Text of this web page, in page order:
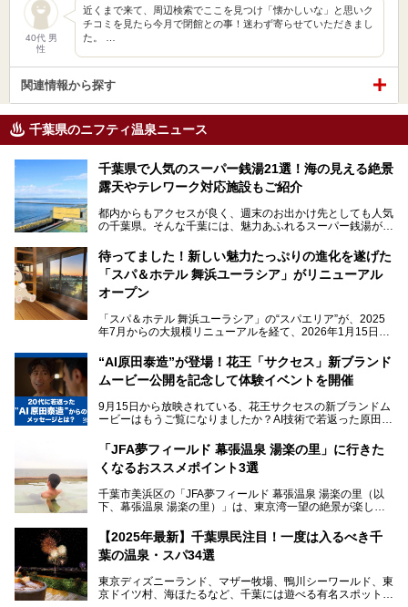
40代 男
性
近くまで来て、周辺検索でここを見つけ「懐かしいな」と思いク
チコミを見たら今月で閉館との事！迷わず寄らせていただきまし
た。 …
関連情報から探す
千葉県のニフティ温泉ニュース
千葉県で人気のスーパー銭湯21選！海の見える絶景
露天やテレワーク対応施設もご紹介
都内からもアクセスが良く、週末のお出かけ先としても人気
の千葉県。そんな千葉には、魅力あふれるスーパー銭湯がた
「サウナでしっかりととのいたい」「海が見える絶景で非日
常を味わいたい」「子連れでも気兼ねなく1日過ごした
い」。
そんな多様なニーズに応える施設が揃っているため、その日
の目的に合った施設がきっと見つかるはずです。
さらに最近では、24時間営業で深夜まで滞在できる施設
や、テレワーク・コワーキングスペースを備えた仕事もでき
るスパも増えており、ただの入浴施設にとどまらない進化を
本記事では、人気スーパー銭湯から絶景施設、コワーキング
スペースや休憩スペースが充実した施設、子連れファミリー
向けの施設など、目的に合わせたおすすめの施設を紹介しま
す。
ださい。
待ってました！新しい魅力たっぷりの進化を遂げた
「スパ＆ホテル 舞浜ユーラシア」がリニューアル
オープン
「スパ＆ホテル 舞浜ユーラシア」の“スパエリア”が、2025
年7月からの大規模リニューアルを経て、2026年1月15日
新設エリアや生まれ変わった浴場・サウナの魅力を、人気キ
ャラクター「ユーラシわん」と一緒にご紹介します。必見の
───
提供元：SPA＆HOTEL舞浜ユーラシア【PR】
です。
“AI原田泰造”が登場！花王「サクセス」新ブランド
ムービー公開を記念して体験イベントを開催
9月15日から放映されている、花王サクセスの新ブランドム
ービーはもうご覧になりましたか？AI技術で若返った原田泰
伝えるムービーです。公開を記念して、スパメッツァおおた
か竜泉寺の湯にて体験イベントを開催。花王サクセスの製品
が無料で試せるチャンスです！
提供元：花王株式会社【PR】
この記事は花王株式会社商品のPRレポート記事です。
「JFA夢フィールド 幕張温泉 湯楽の里」に行きた
くなるおススメポイント3選
千葉市美浜区の「JFA夢フィールド 幕張温泉 湯楽の里（以
下、幕張温泉 湯楽の里）」は、東京湾一望の絶景が楽しめ
設備も天然温泉の露天風呂、サウナ、岩盤浴のほか、高濃度
炭酸泉、海の見えるお休み処や食事処、展望抜群の屋上ま
で、年代を問わずたっぷり楽しめます。
今回は人気のこの施設の中でも、特におススメしたい3つの
ポイントについて厳選してお届けします。読めばきっと、行
【2025年最新】千葉県民注目！一度は入るべき千
葉の温泉・スパ34選
東京ディズニーランド、マザー牧場、鴨川シーワールド、東
京ドイツ村、海ほたるなど、千葉には遊べる有名スポットが